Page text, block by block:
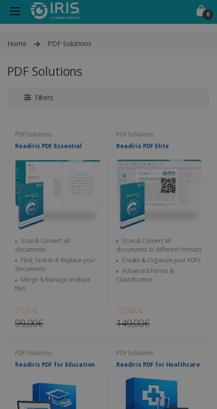
0
Home PDF Solutions
PDF Solutions
Filters
PDF Solutions
Readiris PDF Essential
Scan & Convert all
documents
Find, Search & Replace your
documents
Merge & Manage multiple
files
79,00€
99,00€
PDF Solutions
Readiris PDF Elite
Scan & Convert all
documents to different formats
Create & Organize your PDFs
Advanced Forms &
Classification
129,00€
149,00€
PDF Solutions
Readiris PDF for Education
PDF Solutions
Readiris PDF for Healthcare